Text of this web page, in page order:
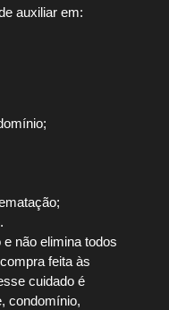
auxiliar em:
não elimina todos
feita às
cuidado é
condomínio,